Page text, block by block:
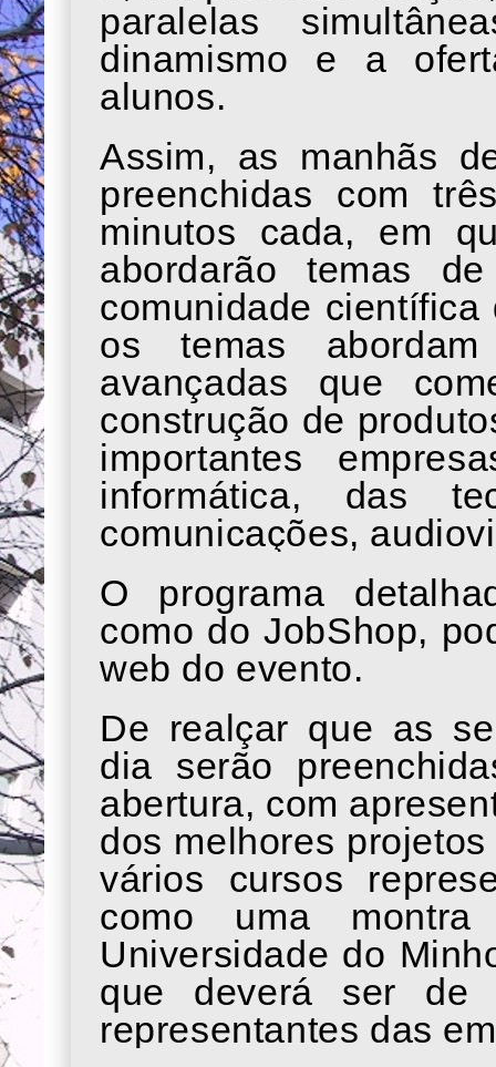
paralelas
dinamismo e a
alunos.
Assim, as manhãs
preenchidas com
minutos cada, em
abordarão temas
comunidade
os temas
avançadas que
construção de
importantes
informática, das
comunicações,
O programa
como do JobShop,
web do evento.
De realçar que as
dia serão
abertura, com
dos melhores
vários cursos
como uma
Universidade do
que deverá ser de
representantes das